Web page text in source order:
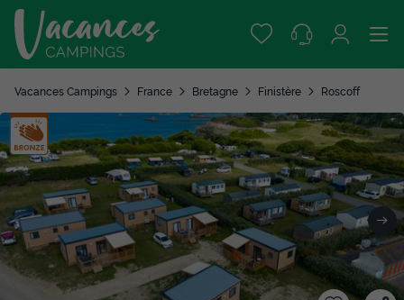
Vacances Campings France Bretagne Finistère Roscoff